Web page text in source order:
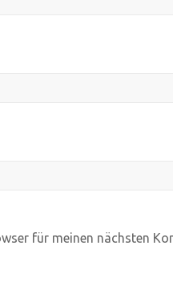
für meinen nächsten